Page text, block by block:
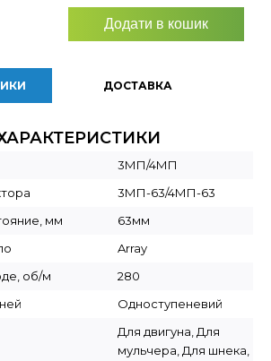
Додати в кошик
ДОСТАВКА
3МП/4МП
3МП-63/4МП-63
мм
63мм
Array
об/м
280
Одноступеневий
Для двигуна, Для
мульчера, Для шнека,